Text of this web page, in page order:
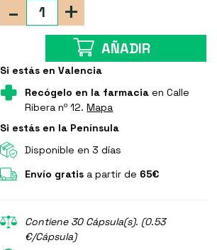
+
-
AÑADIR
Si estás en Valencia
Recógelo en la farmacia en Calle
Ribera nº 12.Mapa
Si estás en la Península
Disponible en 3 días
Envío gratis a partir de 65€
Contiene 30 Cápsula(s). (0.53
€/Cápsula)